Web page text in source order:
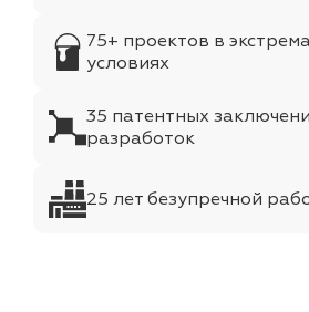
75+ проектов в
условиях
35 патентных
разработок
25 лет безупречной